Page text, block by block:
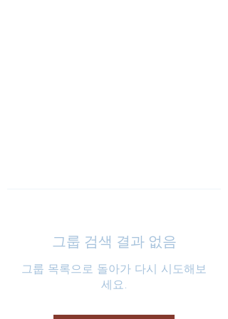
그룹 검색 결과 없음
그룹 목록으로 돌아가 다시 시도해보
세요.